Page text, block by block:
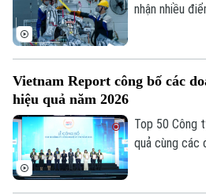
tỏa, qua đó
nhận nhiều
tiên công
dụng nhiều
Vietnam Report công bố các
hiệu quả năm 2026
Top 50 Công
quả cùng các